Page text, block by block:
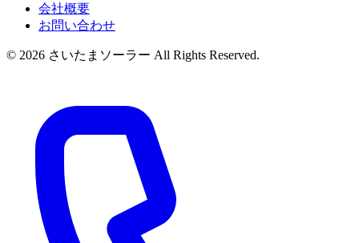
会社概要
お問い合わせ
© 2026 さいたまソーラー All Rights Reserved.